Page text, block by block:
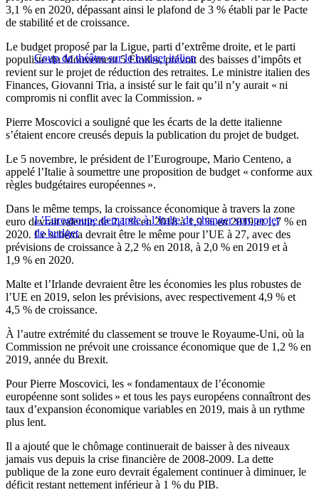
3,1 % en 2020, dépassant ainsi le plafond de 3 % établi par le Pacte
de stabilité et de croissance.
Coup de théâtre sur le budget italien
Le budget proposé par la Ligue, parti d’extrême droite, et le parti
populiste du Mouvement 5 Étoiles, prévoit des baisses d’impôts et
revient sur le projet de réduction des retraites. Le ministre italien des
Finances, Giovanni Tria, a insisté sur le fait qu’il n’y aurait « ni
compromis ni conflit avec la Commission. »
Pierre Moscovici a souligné que les écarts de la dette italienne
s’étaient encore creusés depuis la publication du projet de budget.
Le 5 novembre, le président de l’Eurogroupe, Mario Centeno, a
appelé l’Italie à soumettre une proposition de budget « conforme aux
règles budgétaires européennes ».
L’Eurogroupe demande à l’Italie de changer son projet
de budget
Dans le même temps, la croissance économique à travers la zone
euro devrait ralentir, de 2,1 % en 2018 à 1,9 % en 2019 et 1,7 % en
2020. Le schéma devrait être le même pour l’UE à 27, avec des
prévisions de croissance à 2,2 % en 2018, à 2,0 % en 2019 et à
1,9 % en 2020.
Malte et l’Irlande devraient être les économies les plus robustes de
l’UE en 2019, selon les prévisions, avec respectivement 4,9 % et
4,5 % de croissance.
À l’autre extrémité du classement se trouve le Royaume-Uni, où la
Commission ne prévoit une croissance économique que de 1,2 % en
2019, année du Brexit.
Pour Pierre Moscovici, les « fondamentaux de l’économie
européenne sont solides » et tous les pays européens connaîtront des
taux d’expansion économique variables en 2019, mais à un rythme
plus lent.
Il a ajouté que le chômage continuerait de baisser à des niveaux
jamais vus depuis la crise financière de 2008-2009. La dette
publique de la zone euro devrait également continuer à diminuer, le
déficit restant nettement inférieur à 1 % du PIB.